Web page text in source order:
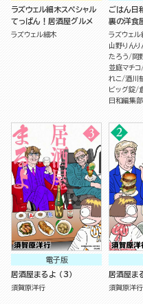
ラズウェル細木スペシャル
てっぱん！居酒屋グルメ
ラズウェル細木
ごはん日
裏の洋食
ラズウェル
山野りんり
たろう
岡
並庭マチコ
れこ 酒川
ビッグ錠
日和編集部
電子版
居酒屋まるよ （3）
須賀原洋行
居酒屋ま
須賀原洋行